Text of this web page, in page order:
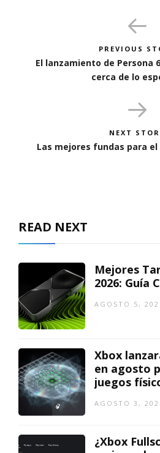
PREVIOUS
El lanzamiento de Persona
cerca de lo
NEXT
Las mejores fundas para el
READ NEXT
Mejores
2026: Guía
AGOSTO 5,
Xbox
en agosto
juegos
AGOSTO 3,
¿Xbox